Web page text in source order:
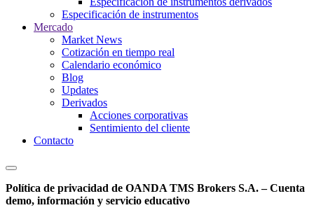
Especificación de instrumentos
Mercado
Market News
Cotización en tiempo real
Calendario económico
Blog
Updates
Derivados
Acciones corporativas
Sentimiento del cliente
Contacto
Política de privacidad de OANDA TMS Brokers S.A. – Cuenta
demo, información y servicio educativo